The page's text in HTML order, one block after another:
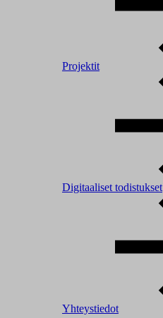
Projektit
Digitaaliset todistukset
Yhteystiedot